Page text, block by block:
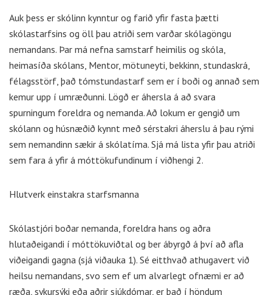
Auk þess er skólinn kynntur og farið yfir fasta þætti
skólastarfsins og öll þau atriði sem varðar skólagöngu
nemandans. Þar má nefna samstarf heimilis og skóla,
heimasíða skólans, Mentor, mötuneyti, bekkinn, stundaskrá,
félagsstörf, það tómstundastarf sem er í boði og annað sem
kemur upp í umræðunni. Lögð er áhersla á að svara
spurningum foreldra og nemanda. Að lokum er gengið um
skólann og húsnæðið kynnt með sérstakri áherslu á þau rými
sem nemandinn sækir á skólatíma. Sjá má lista yfir þau atriði
sem fara á yfir á móttökufundinum í viðhengi 2.
Hlutverk einstakra starfsmanna
Skólastjóri boðar nemanda, foreldra hans og aðra
hlutaðeigandi í móttökuviðtal og ber ábyrgð á því að afla
viðeigandi gagna (sjá viðauka 1). Sé eitthvað athugavert við
heilsu nemandans, svo sem ef um alvarlegt ofnæmi er að
ræða, sykursýki eða aðrir sjúkdómar, er það í höndum